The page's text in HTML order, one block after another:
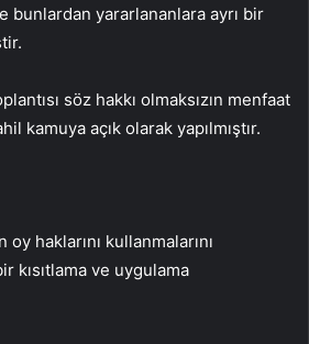
bunlardan yararlananlara ayrı bir
söz hakkı olmaksızın menfaat
kamuya açık olarak yapılmıştır.
haklarını kullanmalarını
kısıtlama ve uygulama